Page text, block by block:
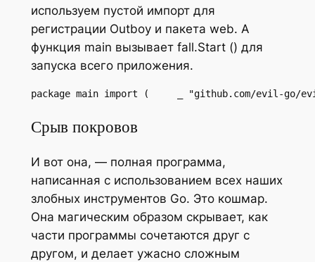
используем пустой импорт для
регистрации Outboy и пакета web. А
функция main вызывает fall.Start () для
запуска всего приложения.
package main import (     _ "github.com/evil-
Срыв покровов
И вот она, — полная программа,
написанная с использованием всех наших
злобных инструментов Go. Это кошмар.
Она магическим образом скрывает, как
части программы сочетаются друг с
другом, и делает ужасно сложным